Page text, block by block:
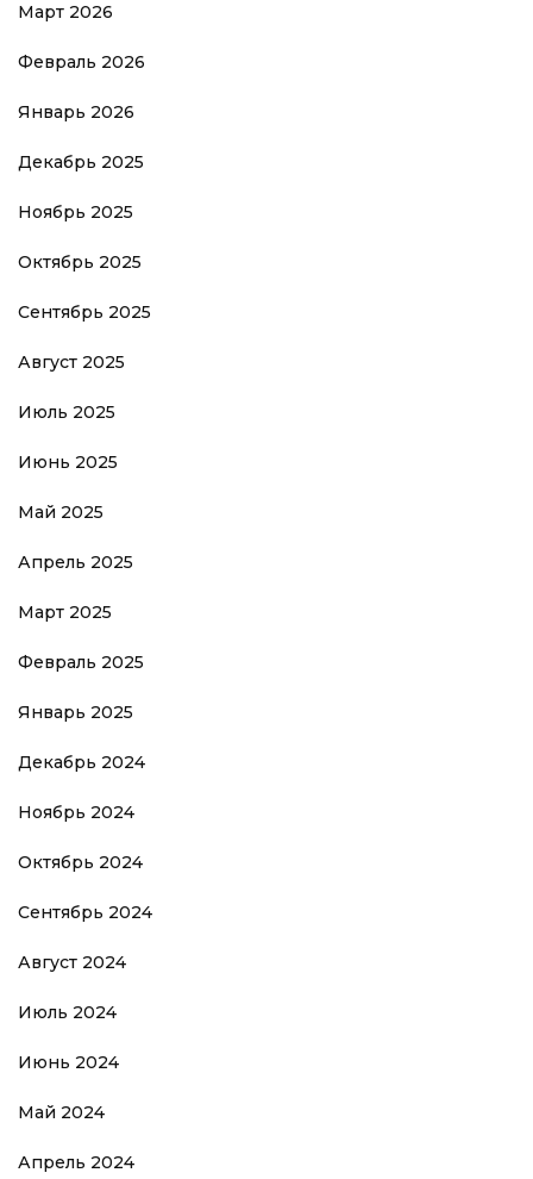
Март 2026
Февраль 2026
Январь 2026
Декабрь 2025
Ноябрь 2025
Октябрь 2025
Сентябрь 2025
Август 2025
Июль 2025
Июнь 2025
Май 2025
Апрель 2025
Март 2025
Февраль 2025
Январь 2025
Декабрь 2024
Ноябрь 2024
Октябрь 2024
Сентябрь 2024
Август 2024
Июль 2024
Июнь 2024
Май 2024
Апрель 2024